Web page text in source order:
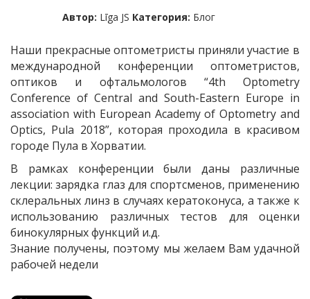
Автор: Līga JS Категория: Блог
Наши прекрасные оптометристы приняли участие в
международной конференции оптометристов,
оптиков и офтальмологов “4th Optometry
Conference of Central and South-Eastern Europe in
association with European Academy of Optometry and
Optics, Pula 2018”, которая проходила в красивом
городе Пула в Хорватии.
В рамках конференции были даны различные
лекции: зарядка глаз для спортсменов, применению
склеральных линз в случаях кератоконуса, а также к
использованию различных тестов для оценки
бинокулярных функций и.д.
Знание получены, поэтому мы желаем Вам удачной
рабочей недели